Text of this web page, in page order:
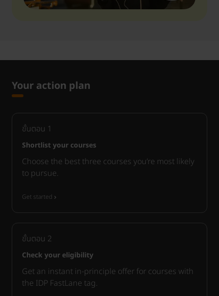
Your action plan
ขั้นตอน 1
Shortlist your courses
Choose the best three courses you’re most likely
to pursue.
Get started
ขั้นตอน 2
Check your eligibility
Get an instant in-principle offer for courses with
the IDP FastLane tag.